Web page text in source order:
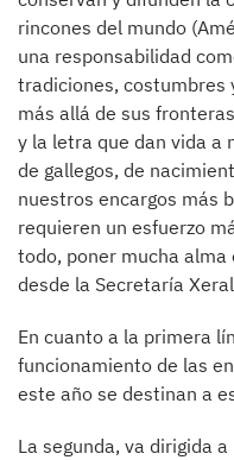
rincones del mundo
una responsabilidad
tradiciones, costumbres
más allá de sus
y la letra que dan vida
de gallegos, de
nuestros encargos más
requieren un esfuerzo
todo, poner mucha alma
desde la Secretaría
En cuanto a la primera
funcionamiento de las
este año se destinan a
La segunda, va dirigida